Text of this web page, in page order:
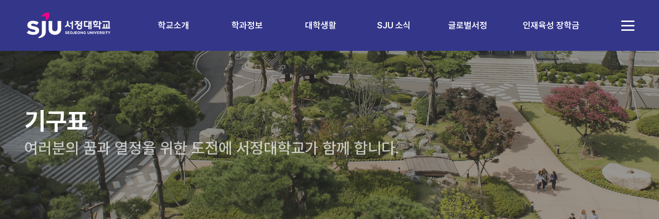
학교소개 학과정보 대학생활 SJU 소식 글로벌서정 인재육성 장학금
기구표
여러분의 꿈과 열정을 위한 도전에 서정대학교가 함께 합니다.